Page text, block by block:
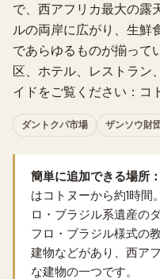
で、西アフリカ最大の露
ルの両岸に広がり、生鮮
であらゆるものが揃って
区、ホテル、レストラン
イドをご覧ください： コ
ダントクパ市場 ザンソウ財
簡単に追加できる場所：
はコトヌーから約1時間
ロ・ブラジル系遺産の
フロ・ブラジル様式の
建物などがあり、西ア
な建物の一つです。